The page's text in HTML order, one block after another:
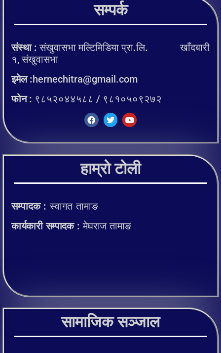
सम्पर्क
संस्था : संखुवासभा मल्टिमिडिया प्रा.लि. खाँदबारी
१, संखुवासभा
इमेल :hernechitra@gmail.com
फोन : ९८५२०४४५८८ / ९८१०५०९२७२
हाम्रो टोली
सम्पादक :स्वागत तामाङ
कार्यकारी सम्पादक :मेघराज तामाङ
सामाजिक सञ्जाल